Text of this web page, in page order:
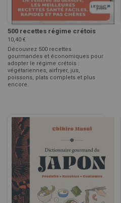
500 recettes régime crétois
10,40 €
Découvrez 500 recettes
gourmandes et économiques pour
adopter le régime crétois :
végétariennes, airfryer, jus,
poissons, plats complets et plus
encore.